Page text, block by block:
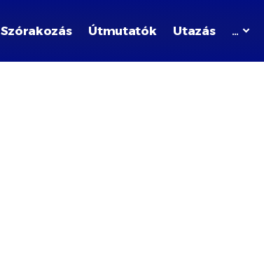
Szórakozás Útmutatók Utazás …